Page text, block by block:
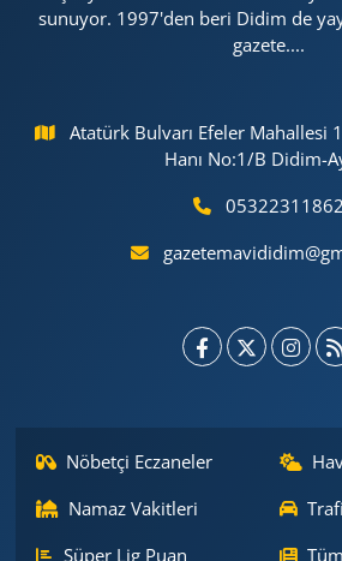
sunuyor. 1997'den beri Didim de
gazete....
Atatürk Bulvarı Efeler Mahallesi
Hanı No:1/B Didim-
05322311862
Nöbetçi Eczaneler
Namaz Vakitleri
Süper Lig Puan